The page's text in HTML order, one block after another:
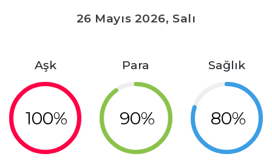
26 Mayıs 2026, Salı
Aşk
100%
Para
90%
Sağlık
80%